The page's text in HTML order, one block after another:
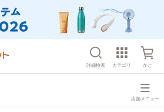
詳細検索 カテゴリ かご
店舗メニュー